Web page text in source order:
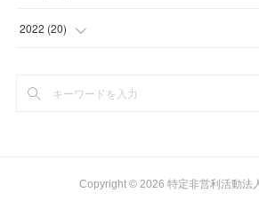
(6
(2
(1)
(3
(2
(1
(
2022 (20)
(
Copyright © 2026 特定非営利活動法